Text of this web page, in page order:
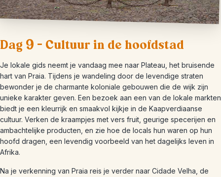
Dag 9 – Cultuur in de hoofdstad
Je lokale gids neemt je vandaag mee naar Plateau, het bruisende
hart van Praia. Tijdens je wandeling door de levendige straten
bewonder je de charmante koloniale gebouwen die de wijk zijn
unieke karakter geven. Een bezoek aan een van de lokale markten
biedt je een kleurrijk en smaakvol kijkje in de Kaapverdiaanse
cultuur. Verken de kraampjes met vers fruit, geurige specerijen en
ambachtelijke producten, en zie hoe de locals hun waren op hun
hoofd dragen, een levendig voorbeeld van het dagelijks leven in
Afrika.
Na je verkenning van Praia reis je verder naar Cidade Velha, de